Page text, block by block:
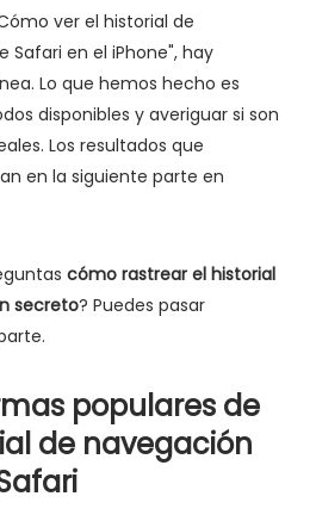
ver el historial de
Safari en el iPhone", hay
Lo que hemos hecho es
disponibles y averiguar si son
Los resultados que
en la siguiente parte en
cómo rastrear el historial
secreto? Puedes pasar
populares de
de navegación